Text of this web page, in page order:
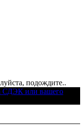
подождите..
СДЭК или вашего